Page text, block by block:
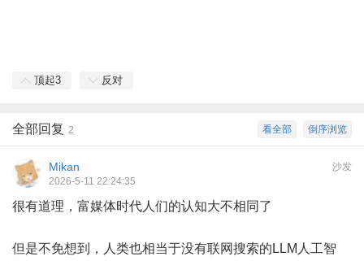
顶起3 反对
倒序浏览
看全部
全部回复 2
沙发
Mikan
2026-5-11 22:24:35
很有道理，富媒体时代人们的认知大不相同了
但是不免想到，人类也相当于没有联网搜索的LLM人工智